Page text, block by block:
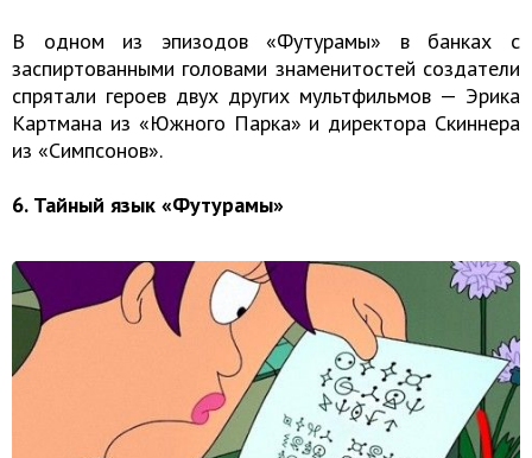
В одном из эпизодов «Футурамы» в банках с
заспиртованными головами знаменитостей создатели
спрятали героев двух других мультфильмов — Эрика
Картмана из «Южного Парка» и директора Скиннера
из «Симпсонов».
6. Тайный язык «Футурамы»